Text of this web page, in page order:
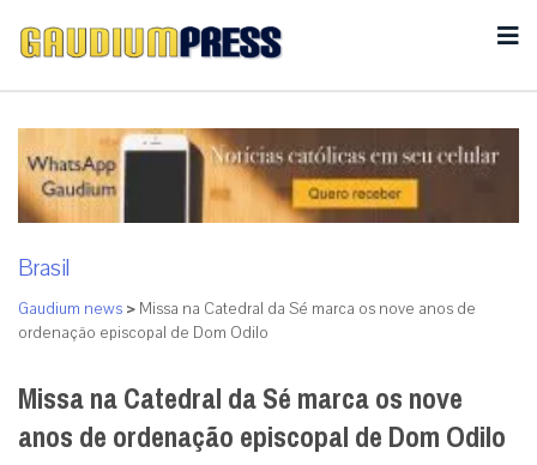
Brasil
Gaudium news > Missa na Catedral da Sé marca os nove anos de
ordenação episcopal de Dom Odilo
Missa na Catedral da Sé marca os nove
anos de ordenação episcopal de Dom Odilo